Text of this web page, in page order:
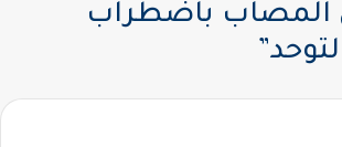
المصاب باضطراب